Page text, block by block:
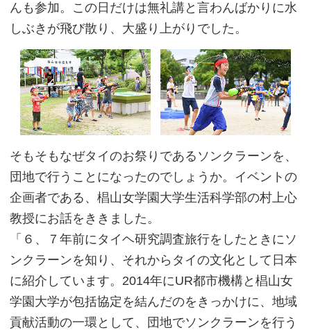
んも参加。この日だけは無礼講と言わんばかりに水
しぶきが飛び散り、大盛り上がりでした。
そもそもなぜタイのお祭りであるソンクラーンを、
団地で行うことになったのでしょうか。イベントの
企画者である、椙山女学園大学生活科学部の村上心
教授にお話をききました。
「６、７年前にタイヘ研究調査旅行をしたときにソ
ンクラーンを知り、それからタイの文化として日本
に紹介しています。2014年にUR都市機構と椙山女
学園大学が包括協定を結んだのをきっかけに、地域
貢献活動の一環として、団地でソンクラーンを行う